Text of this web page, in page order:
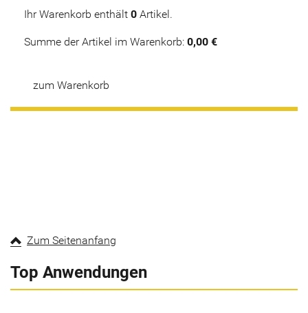
Ihr Warenkorb enthält 0 Artikel.
Summe der Artikel im Warenkorb: 0,00 €
zum Warenkorb
Zum Seitenanfang
Top Anwendungen